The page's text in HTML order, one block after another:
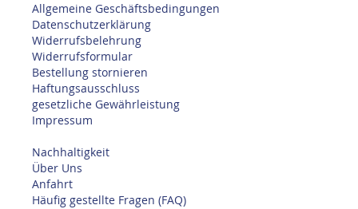
Allgemeine Geschäftsbedingungen
Datenschutzerklärung
Widerrufsbelehrung
Widerrufsformular
Bestellung stornieren
Haftungsausschluss
gesetzliche Gewährleistung
Impressum
Nachhaltigkeit
Über Uns
Anfahrt
Häufig gestellte Fragen (FAQ)